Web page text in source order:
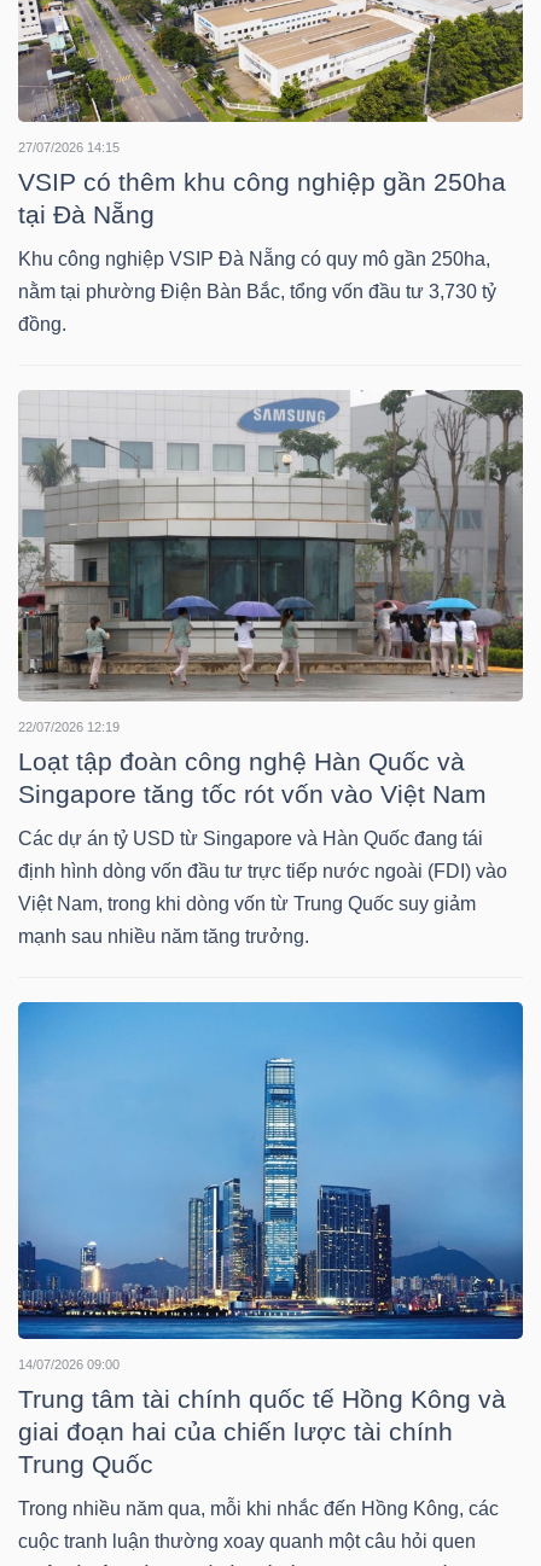
27/07/2026 14:15
VSIP có thêm khu công nghiệp gần 250ha
tại Đà Nẵng
Khu công nghiệp VSIP Đà Nẵng có quy mô gần 250ha,
nằm tại phường Điện Bàn Bắc, tổng vốn đầu tư 3,730 tỷ
đồng.
22/07/2026 12:19
Loạt tập đoàn công nghệ Hàn Quốc và
Singapore tăng tốc rót vốn vào Việt Nam
Các dự án tỷ USD từ Singapore và Hàn Quốc đang tái
định hình dòng vốn đầu tư trực tiếp nước ngoài (FDI) vào
Việt Nam, trong khi dòng vốn từ Trung Quốc suy giảm
mạnh sau nhiều năm tăng trưởng.
14/07/2026 09:00
Trung tâm tài chính quốc tế Hồng Kông và
giai đoạn hai của chiến lược tài chính
Trung Quốc
Trong nhiều năm qua, mỗi khi nhắc đến Hồng Kông, các
cuộc tranh luận thường xoay quanh một câu hỏi quen
TRÁI
PHIẾU
CÔNG
CỤ
ĐẦU
TƯ
XUẤT
DỮ
LIỆU
Ngành
(-)
VS-
SECTOR
NĂNG
LƯỢNG
CÔNG
NGHIỆP
TIÊU
DÙNG
KHÔNG
THIẾT